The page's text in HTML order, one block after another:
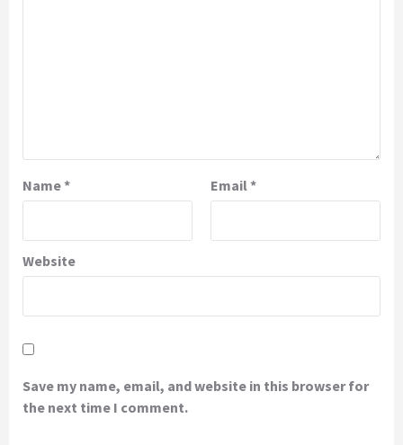
Name* Email*
Website
Save my name, email, and website in this browser for
the next time I comment.